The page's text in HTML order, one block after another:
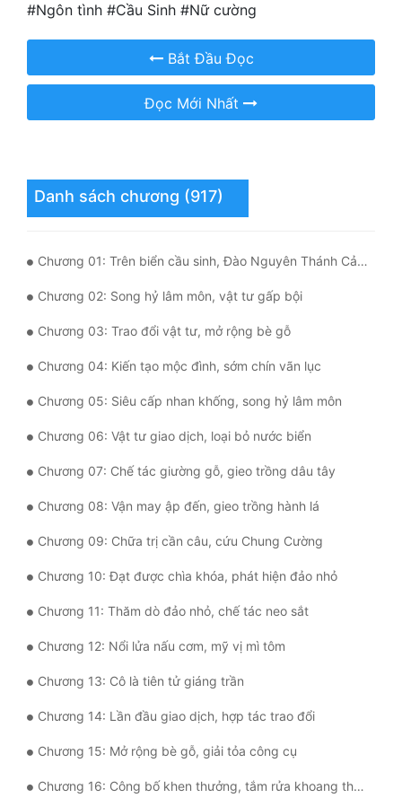
Học Đường
Kinh Dị
Kiếm Hiệp
Làm Giàu
Lịch Sử
Mưu Mô
Mạt Thế
Mỹ Thực
Ngôn Tình
Ngược
Nữ Cường
Nữ Phụ
Phong Thủy - Tâm Linh
Phương Tây
Phản Phái
Quan Trường
#Ngôn tình #Cầu Sinh #Nữ cường
Bắt Đầu Đọc
Đọc Mới Nhất
Danh sách chương (917)
Chương 01: Trên biển cầu sinh, Đào Nguyên Thánh Cảnh
Chương 02: Song hỷ lâm môn, vật tư gấp bội
Chương 03: Trao đổi vật tư, mở rộng bè gỗ
Chương 04: Kiến tạo mộc đình, sớm chín vãn lục
Chương 05: Siêu cấp nhan khống, song hỷ lâm môn
Chương 06: Vật tư giao dịch, loại bỏ nước biển
Chương 07: Chế tác giường gỗ, gieo trồng dâu tây
Chương 08: Vận may ập đến, gieo trồng hành lá
Chương 09: Chữa trị cần câu, cứu Chung Cường
Chương 10: Đạt được chìa khóa, phát hiện đảo nhỏ
Chương 11: Thăm dò đảo nhỏ, chế tác neo sắt
Chương 12: Nổi lửa nấu cơm, mỹ vị mì tôm
Chương 13: Cô là tiên tử giáng trần
Chương 14: Lần đầu giao dịch, hợp tác trao đổi
Chương 15: Mở rộng bè gỗ, giải tỏa công cụ
Chương 16: Công bố khen thưởng, tắm rửa khoang thuyền